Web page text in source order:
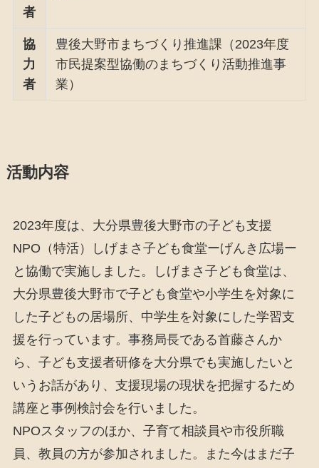
者
協
力
者
豊後大野市まちづくり推進課（2023年度
市民提案型協働のまちづくり活動推進事
業）
活動内容
2023年度は、大分県豊後大野市の子ども支援
NPO（特活）しげまさ子ども食堂ーげんき広場ー
と協働で実施しました。しげまさ子ども食堂は、
大分県豊後大野市で子ども食堂や小学生を対象に
した子どもの居場所、中学生を対象にした学習支
援を行っています。事務局長である首藤さんか
ら、子ども支援者研修を大分県でも実施したいと
いうお話があり、支援現場の現状を把握するため
講座と事例検討会を行いました。
NPOスタッフのほか、子育て相談員や市役所職
員、教員の方が参加されました。また今はまだ子